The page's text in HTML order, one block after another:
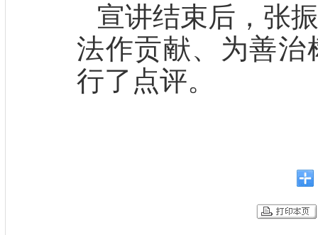
宣讲结束后，张
法作贡献、为善治
行了点评。